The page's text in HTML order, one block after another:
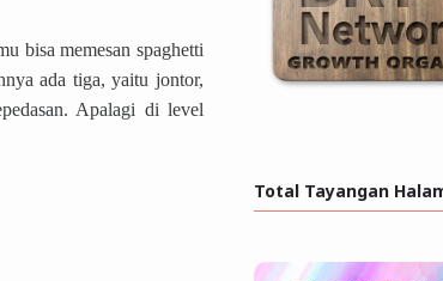
bisa memesan spaghetti
ada tiga, yaitu jontor,
Apalagi di level
Total Tayangan